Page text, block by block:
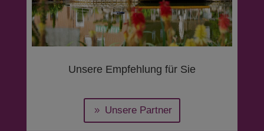
Unsere Empfehlung für Sie
Unsere Partner